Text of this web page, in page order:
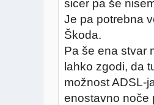
sicer pa še
Je pa potrebna
Škoda.
Pa še ena stvar
lahko zgodi, da
možnost ADSL-
enostavno noče